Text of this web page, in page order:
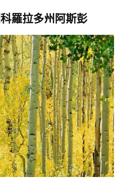
羅拉多州阿斯彭